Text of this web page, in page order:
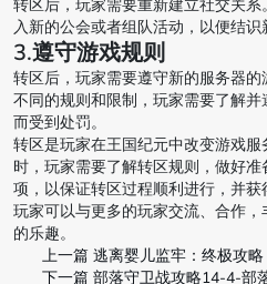
转区后，玩家需要重新建立社交关
入新的公会或者组队活动，以便结识
3.遵守游戏规则
转区后，玩家需要遵守新的服务器
不同的规则和限制，玩家需要了解
而受到处罚。
转区是玩家在王国纪元中改变游戏
时，玩家需要了解转区规则，做好
项，以保证转区过程顺利进行，并获
玩家可以与更多的玩家交流、合作
的乐趣。
上一篇 逃离婴儿监牢：终极攻略
下一篇 部落守卫战攻略14-4-部